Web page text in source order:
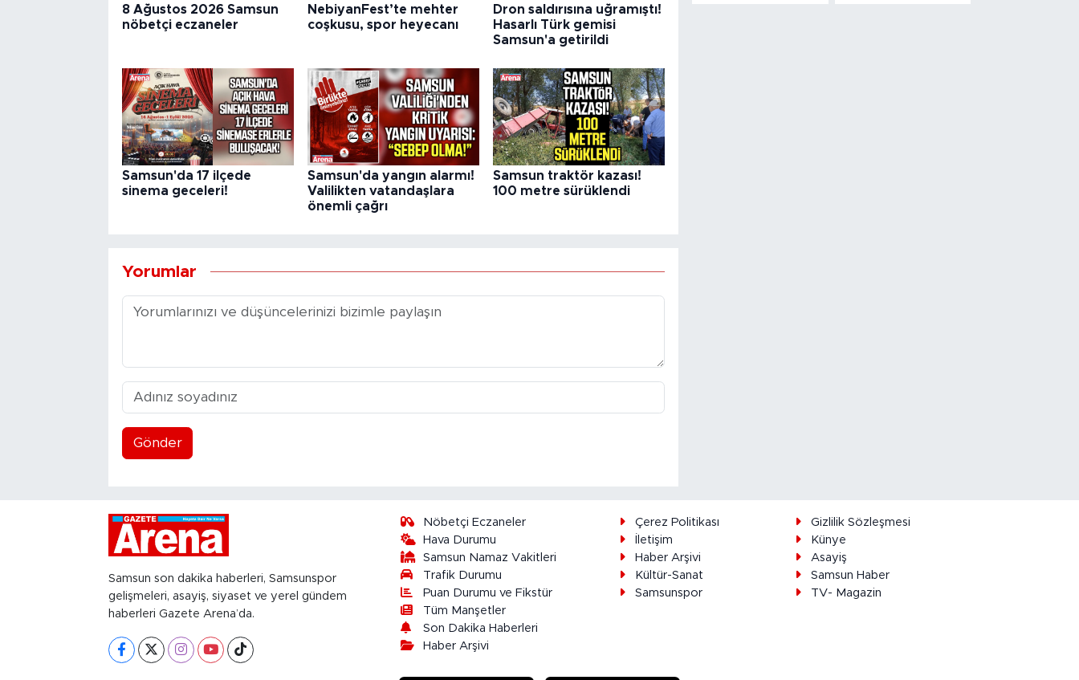
8 Ağustos 2026 Samsun
nöbetçi eczaneler
NebiyanFest’te mehter
coşkusu, spor heyecanı
Dron saldırısına uğramıştı!
Hasarlı Türk gemisi
Samsun'a getirildi
Samsun'da 17 ilçede
sinema geceleri!
Samsun'da yangın alarmı!
Valilikten vatandaşlara
önemli çağrı
Samsun traktör kazası!
100 metre sürüklendi
Yorumlar
Gönder
Samsun son dakika haberleri, Samsunspor
gelişmeleri, asayiş, siyaset ve yerel gündem
haberleri Gazete Arena’da.
Nöbetçi Eczaneler
Hava Durumu
Samsun Namaz Vakitleri
Trafik Durumu
Puan Durumu ve Fikstür
Tüm Manşetler
Son Dakika Haberleri
Haber Arşivi
Çerez Politikası
Gizlilik Sözleşmesi
İletişim
Künye
Haber Arşivi
Asayiş
Kültür-Sanat
Samsun Haber
Samsunspor
TV- Magazin